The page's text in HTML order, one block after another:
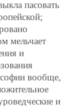
пасовать
мельчает
и
вообще,
и